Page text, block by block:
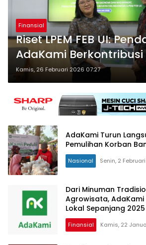
Finansial
Riset LPEM FEB UI:
AdaKami
Rp10,9 Triliun ke PDB
Kamis, 26 Februari 2026 07:27
AdaKami Turun
Pemulihan Korban
Nasional Senin, 2
Dari Minuman
Agrowisata, AdaKami
Lokal Sepanjang 2025
Finansial Kamis, 22